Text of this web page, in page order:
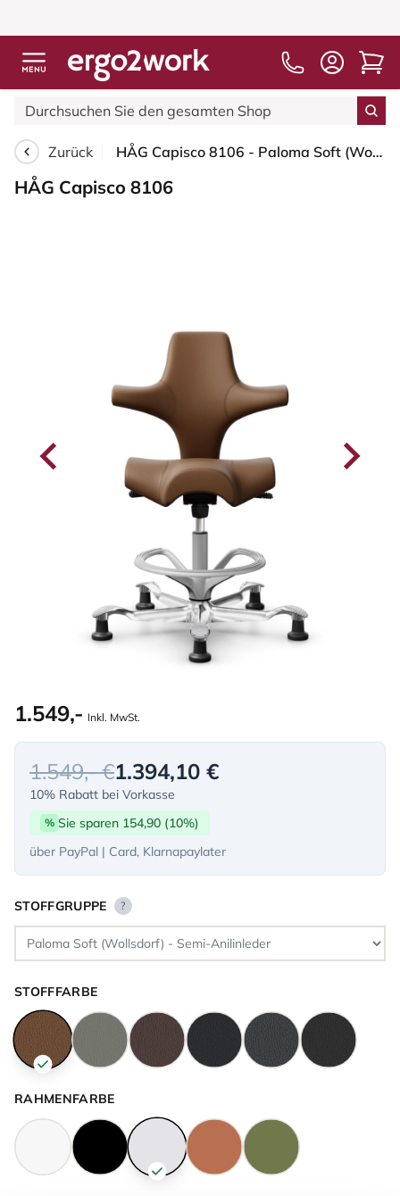
Zurück HÅG Capisco 8106 - Paloma Soft (Wollsdorf) - Semi-Anilinleder - PL05429 Cognac - Silber - 265 mm (Sitzhöhe 53-79cm) - Bodengleiter
HÅG Capisco 8106
1.549,- Inkl. MwSt.
1.549,- €1.394,10 €
10% Rabatt bei Vorkasse
% Sie sparen 154,90 (10%)
über PayPal | Card, Klarnapaylater
STOFFGRUPPE ?
STOFFFARBE
RAHMENFARBE